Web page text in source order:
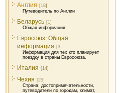
Англия [18]
Путеводитель по Англии
Беларусь [1]
Общая информация
Евросоюз: Общая
информация [3]
Информация для тех кто планирует
поездку в страны Евросоюза.
Италия [14]
Чехия [25]
Страна, достопримечательности,
путеводители по городам, климат,